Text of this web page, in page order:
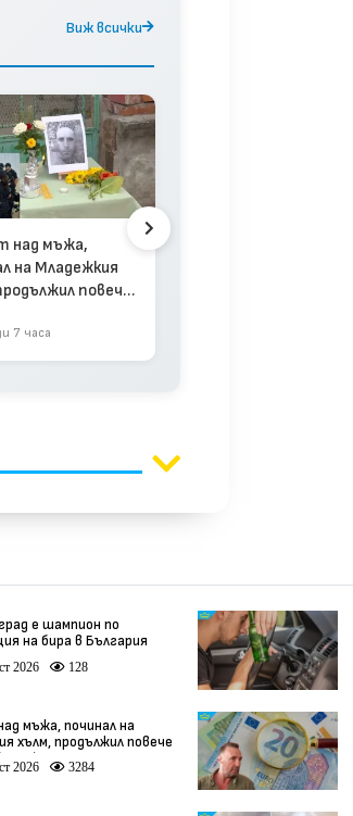
Виж всички
над мъжа,
на Младежкия
повече
7 часа
е шампион по
на бира в България
2026 128
мъжа, починал на
хълм, продължил повече
2026 3284